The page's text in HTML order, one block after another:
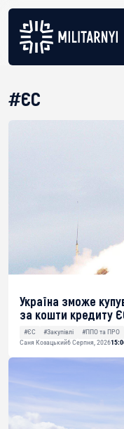
#ЄС
Україна зможе
за кошти кредиту
#ЄС #Закупівлі #ППО та ПРО
Саня Козацький6 Серпня, 2026